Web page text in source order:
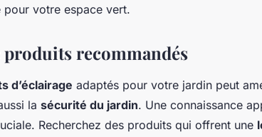
pour votre espace vert.
produits recommandés
d’éclairage adaptés pour votre jardin peut
la sécurité du jardin. Une connaissance
Recherchez des produits qui offrent une